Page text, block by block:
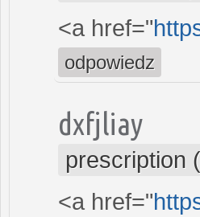
<a href="
odpowiedz
dxfjliay
prescription
<a href="